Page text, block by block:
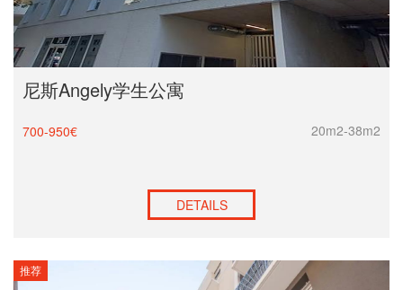
尼斯Angely学生公寓
700-950€ 20m2-38m2
DETAILS
推荐